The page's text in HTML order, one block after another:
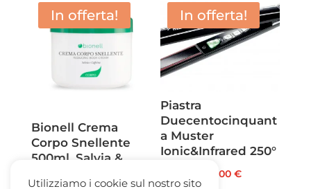
14,00 €.10,00 €.
era:
14,00 €.
è:
8,50 €.
In offerta!
Bionell Crema
Corpo Snellente
500ml. Salvia &
In offerta!
Piastra
Duecentocinquant
a Muster
Ionic&Infrared 250°
70,00€Il
Utilizziamo i cookie sul nostro sito